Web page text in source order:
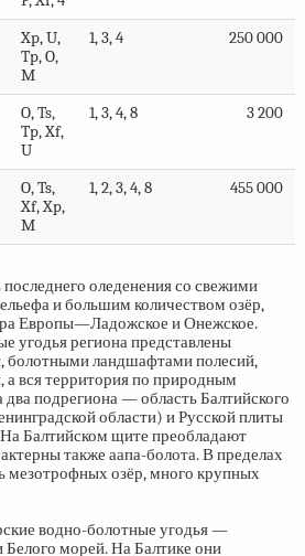
Xp, U,
Tp, O,
M
1, 3, 4 250 000
O, Ts,
Tp, Xf,
U
1, 3, 4, 8 3 200
O, Ts,
Xf, Xp,
M
1, 2, 3, 4, 8 455 000
оледенения со свежими
и большим количеством озёр,
Европы—Ладожское и Онежское.
угодья региона представлены
болотными ландшафтами полесий,
вся территория по природным
два подрегиона — область Балтийского
области) и Русской плиты
Балтийском щите преобладают
также аапа-болота. В пределах
мезотрофных озёр, много крупных
водно-болотные угодья —
Белого морей. На Балтике они